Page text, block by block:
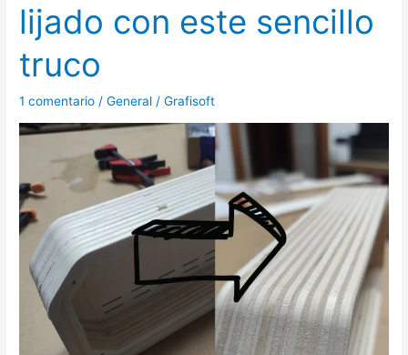
lijado con este sencillo
truco
1 comentario /General /Grafisoft
proceso
de
lijado
con
este
sencillo